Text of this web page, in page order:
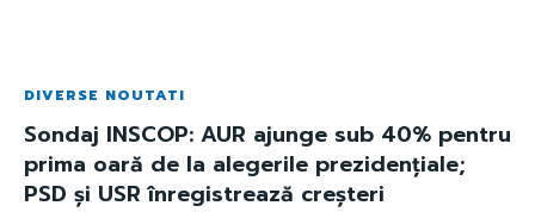
DIVERSE NOUTATI
Sondaj INSCOP: AUR ajunge sub 40% pentru
prima oară de la alegerile prezidențiale;
PSD și USR înregistrează creșteri